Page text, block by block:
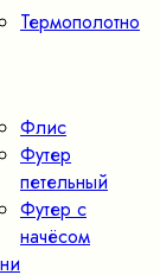
Термополотно
Флис
Футер
петельный
Футер с
начёсом